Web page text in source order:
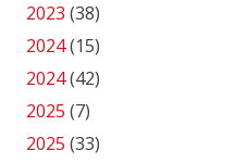
2023 (38)
2024(15)
2024(42)
2025 (7)
2025 (33)